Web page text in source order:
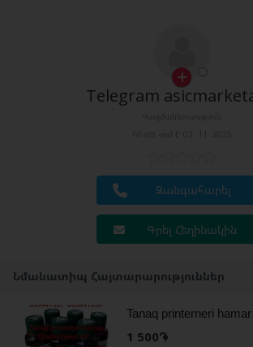
Telegram
Զանգահարել
Գրել Հեղինակին
Նմանատիպ Հայտարարություններ
Tanaq printerneri hamar
1 500֏